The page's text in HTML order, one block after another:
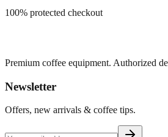
100% protected checkout
Premium coffee equipment. Authorized
Newsletter
Offers, new arrivals & coffee tips.